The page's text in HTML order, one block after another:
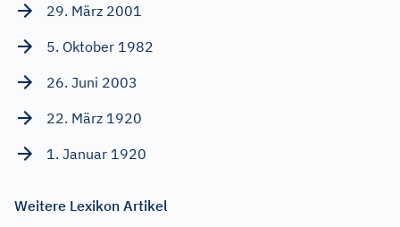
29. März 2001
5. Oktober 1982
26. Juni 2003
22. März 1920
1. Januar 1920
Weitere Lexikon Artikel